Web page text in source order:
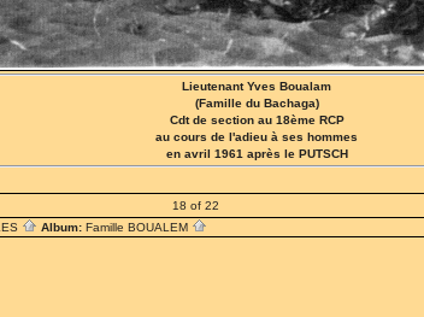
Lieutenant Yves Boualam
(Famille du Bachaga)
Cdt de section au 18ème RCP
au cours de l'adieu à ses hommes
en avril 1961 après le PUTSCH
18 of 22
Album: Famille BOUALEM